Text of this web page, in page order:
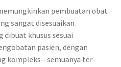
pembuatan obat
sangat disesuaikan.
dibuat khusus sesuai
pasien, dengan
kompleks—semuanya ter-